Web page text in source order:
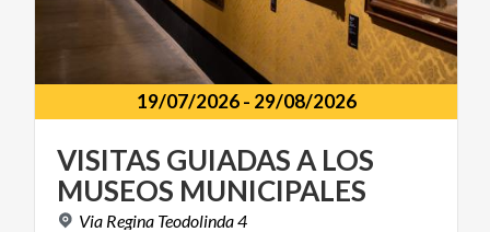
19/07/2026- 29/08/2026
VISITAS GUIADASA LOS
MUSEOS MUNICIPALES
Via Regina Teodolinda4